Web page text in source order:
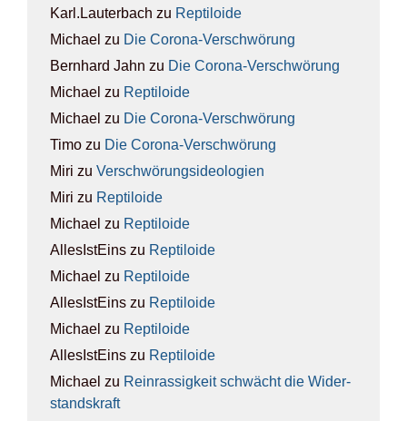
Karl.Lauterbach zu Rep­ti­lo­ide
Michael zu Die Coro­na-Ver­schwö­rung
Bernhard Jahn zu Die Coro­na-Ver­schwö­rung
Michael zu Rep­ti­lo­ide
Michael zu Die Coro­na-Ver­schwö­rung
Timo zu Die Coro­na-Ver­schwö­rung
Miri zu Ver­schwö­rungs­ideo­lo­gien
Miri zu Rep­ti­lo­ide
Michael zu Rep­ti­lo­ide
AllesIstEins zu Rep­ti­lo­ide
Michael zu Rep­ti­lo­ide
AllesIstEins zu Rep­ti­lo­ide
Michael zu Rep­ti­lo­ide
AllesIstEins zu Rep­ti­lo­ide
Michael zu Rein­ras­sig­keit schwächt die Wider­
stands­kraft